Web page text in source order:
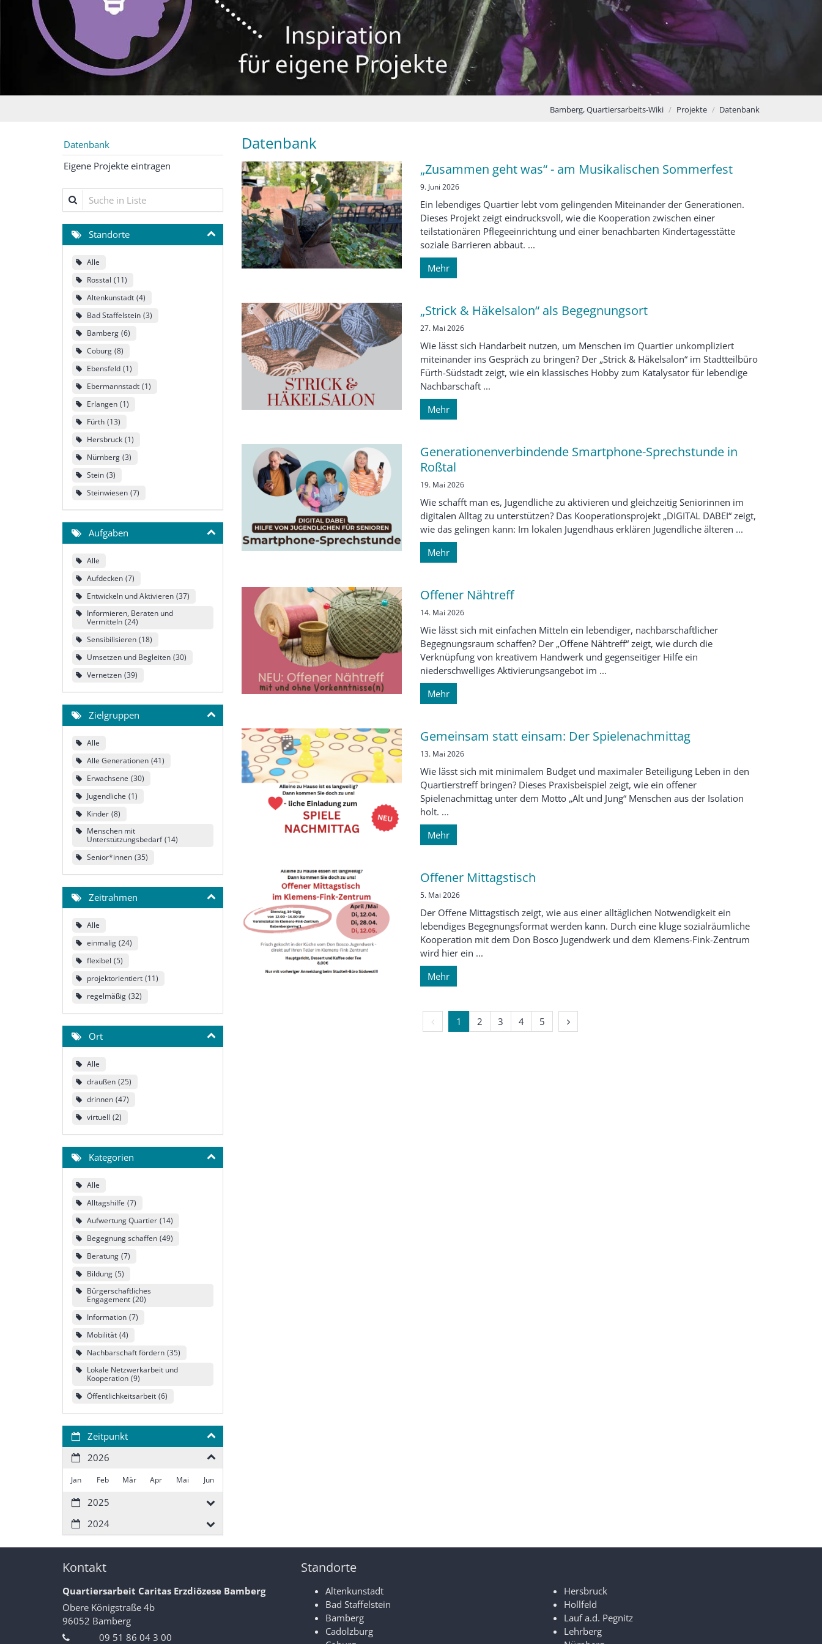
Bamberg, Quartiersarbeits-Wiki Projekte Datenbank
Datenbank
„Zusammen geht was“ - am Musikalischen Sommerfest
9. Juni 2026
Ein lebendiges Quartier lebt vom gelingenden Miteinander der Generationen.
Dieses Projekt zeigt eindrucksvoll, wie die Kooperation zwischen einer
teilstationären Pflegeeinrichtung und einer benachbarten Kindertagesstätte
soziale Barrieren abbaut. ...
Mehr
„Strick & Häkelsalon“ als Begegnungsort
27. Mai 2026
Wie lässt sich Handarbeit nutzen, um Menschen im Quartier unkompliziert
miteinander ins Gespräch zu bringen? Der „Strick & Häkelsalon“ im Stadtteilbüro
Fürth-Südstadt zeigt, wie ein klassisches Hobby zum Katalysator für lebendige
Nachbarschaft ...
Mehr
Generationenverbindende Smartphone-Sprechstunde in
Roßtal
19. Mai 2026
Wie schafft man es, Jugendliche zu aktivieren und gleichzeitig Seniorinnen im
digitalen Alltag zu unterstützen? Das Kooperationsprojekt „DIGITAL DABEI“ zeigt,
wie das gelingen kann: Im lokalen Jugendhaus erklären Jugendliche älteren ...
Mehr
Offener Nähtreff
14. Mai 2026
Wie lässt sich mit einfachen Mitteln ein lebendiger, nachbarschaftlicher
Begegnungsraum schaffen? Der „Offene Nähtreff“ zeigt, wie durch die
Verknüpfung von kreativem Handwerk und gegenseitiger Hilfe ein
niederschwelliges Aktivierungsangebot im ...
Mehr
Gemeinsam statt einsam: Der Spielenachmittag
13. Mai 2026
Wie lässt sich mit minimalem Budget und maximaler Beteiligung Leben in den
Quartierstreff bringen? Dieses Praxisbeispiel zeigt, wie ein offener
Spielenachmittag unter dem Motto „Alt und Jung“ Menschen aus der Isolation
holt. ...
Mehr
Offener Mittagstisch
5. Mai 2026
Der Offene Mittagstisch zeigt, wie aus einer alltäglichen Notwendigkeit ein
lebendiges Begegnungsformat werden kann. Durch eine kluge sozialräumliche
Kooperation mit dem Don Bosco Jugendwerk und dem Klemens-Fink-Zentrum
wird hier ein ...
Mehr
Vorherige Seite
1 2 3 4 5 Nächste Seite
Datenbank
Eigene Projekte eintragen
Suche in Liste
Standorte
Alle
Rosstal 11
Altenkunstadt 4
Bad Staffelstein 3
Bamberg 6
Coburg 8
Ebensfeld 1
Ebermannstadt 1
Erlangen 1
Fürth 13
Hersbruck 1
Nürnberg 3
Stein 3
Steinwiesen 7
Aufgaben
Alle
Aufdecken 7
Entwickeln und Aktivieren 37
Informieren, Beraten und
Vermitteln 24
Sensibilisieren 18
Umsetzen und Begleiten 30
Vernetzen 39
Zielgruppen
Alle
Alle Generationen 41
Erwachsene 30
Jugendliche 1
Kinder 8
Menschen mit
Unterstützungsbedarf 14
Senior*innen 35
Zeitrahmen
Alle
einmalig 24
flexibel 5
projektorientiert 11
regelmäßig 32
Ort
Alle
draußen 25
drinnen 47
virtuell 2
Kategorien
Alle
Alltagshilfe 7
Aufwertung Quartier 14
Begegnung schaffen 49
Beratung 7
Bildung 5
Bürgerschaftliches
Engagement 20
Information 7
Mobilität 4
Nachbarschaft fördern 35
Lokale Netzwerkarbeit und
Kooperation 9
Öffentlichkeitsarbeit 6
Zeitpunkt
2026
Jan Feb Mär Apr Mai Jun
2025
2024
Kontakt
Quartiersarbeit Caritas Erzdiözese Bamberg
Obere Königstraße 4b
96052 Bamberg
09 51 86 04 3 00
Standorte
Altenkunstadt
Bad Staffelstein
Bamberg
Cadolzburg
Hersbruck
Hollfeld
Lauf a.d. Pegnitz
Lehrberg